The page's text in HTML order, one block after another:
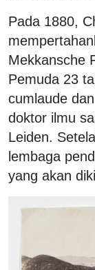
Pada 1880,
Mekkansche
Pemuda 23
cumlaude
doktor ilmu
Leiden.
lembaga
yang akan